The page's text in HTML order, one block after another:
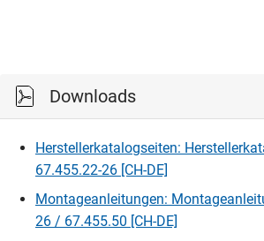
Downloads
Herstellerkatalogseiten:
67.455.22-26 [CH-DE]
Montageanleitungen:
26 / 67.455.50 [CH-DE]